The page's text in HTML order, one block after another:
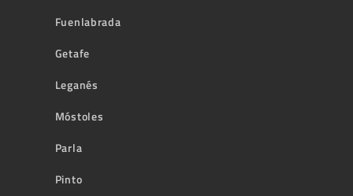
Fuenlabrada
Getafe
Leganés
Móstoles
Parla
Pinto